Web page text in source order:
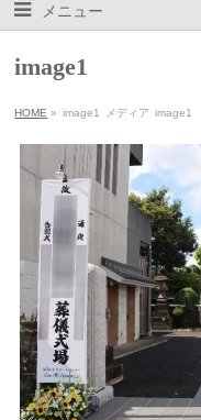
メニュー
image1
HOME » image1 メディア image1